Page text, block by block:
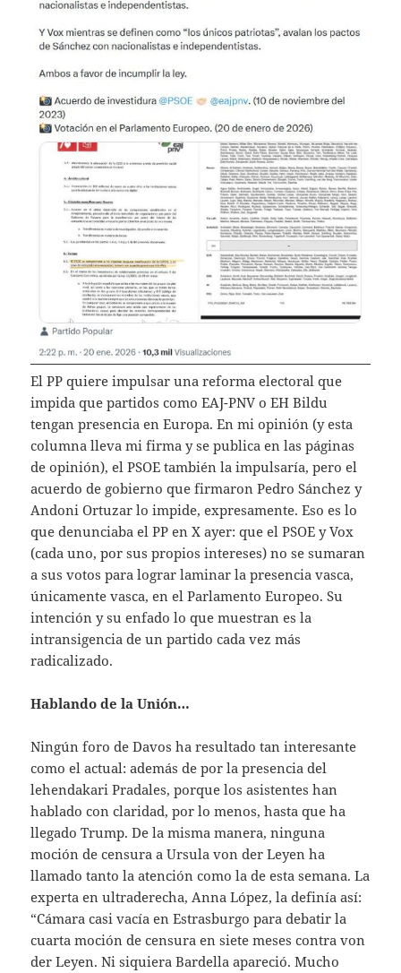
El PP quiere impulsar una reforma electoral que
impida que partidos como EAJ-PNV o EH Bildu
tengan presencia en Europa. En mi opinión (y esta
columna lleva mi firma y se publica en las páginas
de opinión), el PSOE también la impulsaría, pero el
acuerdo de gobierno que firmaron Pedro Sánchez y
Andoni Ortuzar lo impide, expresamente. Eso es lo
que denunciaba el PP en X ayer: que el PSOE y Vox
(cada uno, por sus propios intereses) no se sumaran
a sus votos para lograr laminar la presencia vasca,
únicamente vasca, en el Parlamento Europeo. Su
intención y su enfado lo que muestran es la
intransigencia de un partido cada vez más
radicalizado.
Hablando de la Unión…
Ningún foro de Davos ha resultado tan interesante
como el actual: además de por la presencia del
lehendakari Pradales, porque los asistentes han
hablado con claridad, por lo menos, hasta que ha
llegado Trump. De la misma manera, ninguna
moción de censura a Ursula von der Leyen ha
llamado tanto la atención como la de esta semana. La
experta en ultraderecha, Anna López, la definía así:
“Cámara casi vacía en Estrasburgo para debatir la
cuarta moción de censura en siete meses contra von
der Leyen. Ni siquiera Bardella apareció. Mucho